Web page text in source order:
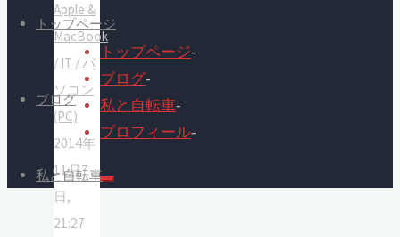
トップページ
ブログ
私と自転車
Apple &
MacBook
/ IT /パ
ソコン
(PC)
2014年
11月7
日,
21:27
トップページ-
ブログ-
私と自転車-
プロフィール-